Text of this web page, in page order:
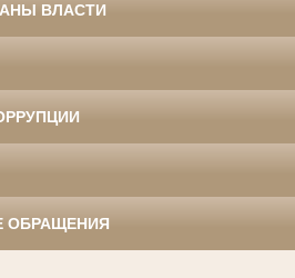
ВЛАСТИ
ОБРАЩЕНИЯ